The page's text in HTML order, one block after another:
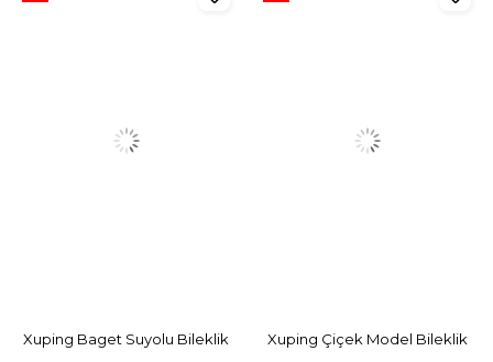
Xuping Baget Suyolu Bileklik Xuping Çiçek Model Bileklik